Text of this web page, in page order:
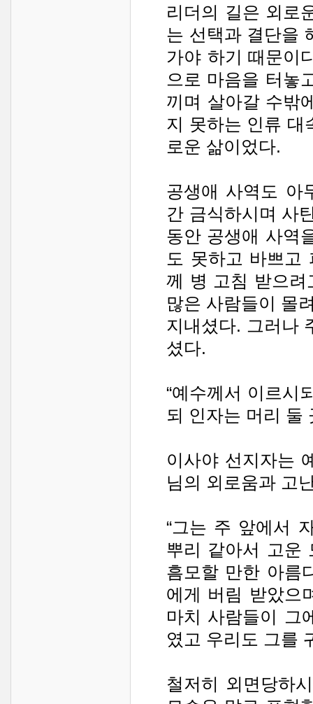
리더의 길은 외로
는 선택과 결단을
가야 하기 때문이
으로 마음을 터놓
끼며 살아갈 수밖
지 못하는 인류 대
로운 삶이었다.
공생애 사역도 아
간 금식하시며 사
동안 공생애 사역
도 못하고 바쁘고
께 병 고침 받으려
많은 사람들이 몰
지내셨다. 그러나
셨다.
“예수께서 이르시
되 인자는 머리 둘
이사야 선지자는
님의 외로움과 고
“그는 주 앞에서
뿌리 같아서 고운
흠모할 만한 아름
에게 버림 받았으
마치 사람들이 그
였고 우리도 그를
철저히 외면당하